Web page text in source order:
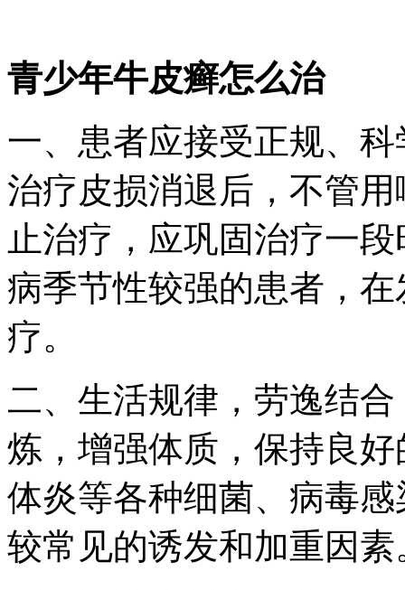
青少年牛皮癣怎么治
一、患者应接受正规、
治疗皮损消退后，不管
止治疗，应巩固治疗一
病季节性较强的患者，
疗。
二、生活规律，劳逸结
炼，增强体质，保持良
体炎等各种细菌、病毒
较常见的诱发和加重因素